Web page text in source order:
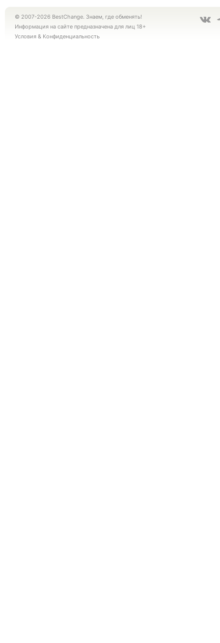
© 2007-2026 BestChange. Знаем, где обменять!
Информация на сайте предназначена для лиц 18+
Условия & Конфиденциальность